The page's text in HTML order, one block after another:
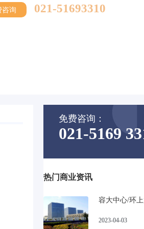
询 021-51693310
免费咨询：
021-5169
热门商业资讯
2023-04-03